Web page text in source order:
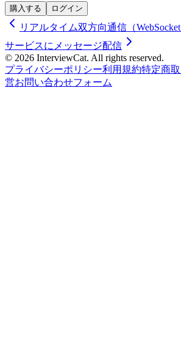
購入する ログイン
リアルタイム双方向通信（WebSocket
サービスにメッセージ配信
© 2026 InterviewCat. All rights reserved.
プライバシーポリシー利用規約特定商
営お問い合わせフォーム